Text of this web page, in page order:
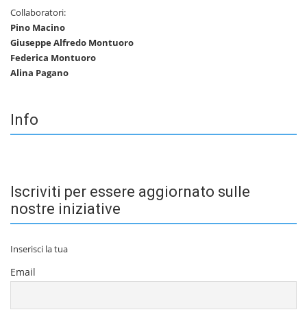
Collaboratori:
Pino Macino
Giuseppe Alfredo Montuoro
Federica Montuoro
Alina Pagano
Info
Iscriviti per essere aggiornato sulle
nostre iniziative
Inserisci la tua
Email